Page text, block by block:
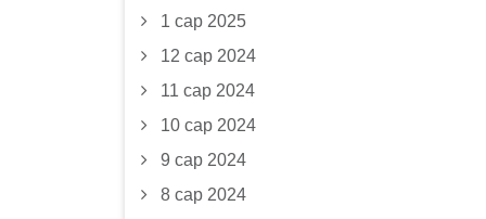
1 сар 2025
12 сар 2024
11 сар 2024
10 сар 2024
9 сар 2024
8 сар 2024